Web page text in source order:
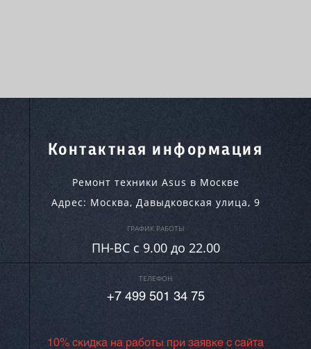
Контактная информация
Ремонт техники Asus в Москве
Адрес: Москва, Давыдковская улица, 9
ГРАФИК РАБОТЫ
ПН-ВC c 9.00 до 22.00
ТЕЛЕФОН
+7 499 501 34 75
10% скидка на работы при заявке с сайта